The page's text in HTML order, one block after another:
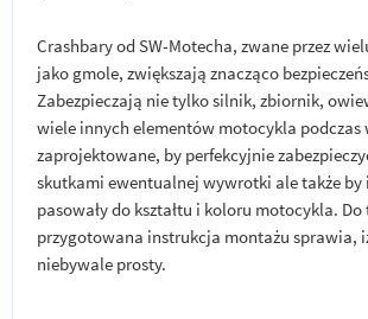
Crashbary od SW-Motecha, zwane przez
jako gmole, zwiększają znacząco
Zabezpieczają nie tylko silnik, zbiornik,
wiele innych elementów motocykla
zaprojektowane, by perfekcyjnie
skutkami ewentualnej wywrotki ale także by
pasowały do kształtu i koloru motocykla.
przygotowana instrukcja montażu sprawia,
niebywale prosty.